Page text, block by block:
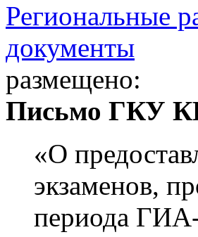
Региональные
документы
размещено:
Письмо ГКУ
«О
экзаменов,
периода